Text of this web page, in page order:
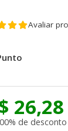
Avaliar
26,28
de